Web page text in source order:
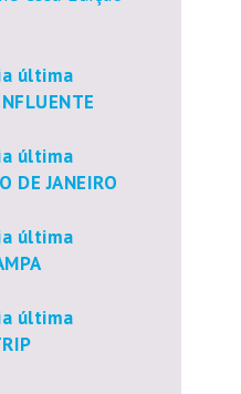
última
última
DE JANEIRO
última
última